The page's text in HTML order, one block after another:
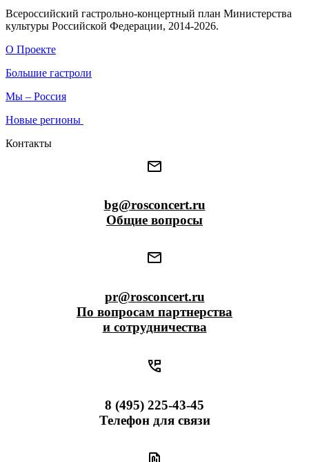
Всероссийский гастрольно-концертный план Министерства
культуры Российской Федерации, 2014-2026.
О Проекте
Большие гастроли
Мы – Россия
Новые регионы
Контакты
bg@rosconcert.ru
Общие вопросы
pr@rosconcert.ru
По вопросам партнерства
и сотрудничества
8 (495) 225-43-45
Телефон для связи